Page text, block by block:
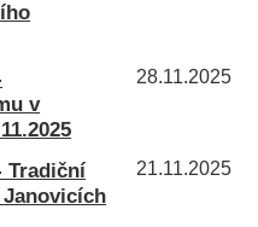
28.11.2025
v
21.11.2025
Tradiční
Janovicích